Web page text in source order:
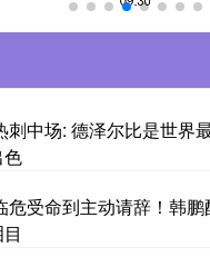
刺中场: 德泽尔比是世界
色
危受命到主动请辞！韩